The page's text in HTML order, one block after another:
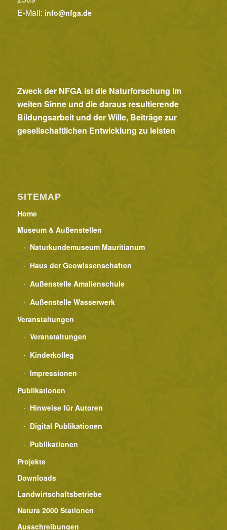
t
i
o
n
E-Mail: info@nfga.de
Zweck der NFGA ist die Naturforschung im
weiten Sinne und die daraus resultierende
Bildungsarbeit und der Wille, Beiträge zur
gesellschaftlichen Entwicklung zu leisten
SITEMAP
Home
Museum & Außenstellen
Naturkundemuseum Mauritianum
Haus der Geowissenschaften
Außenstelle Amalienschule
Außenstelle Wasserwerk
Veranstaltungen
Veranstaltungen
Kinderkolleg
Impressionen
Publikationen
Hinweise für Autoren
Digital Publikationen
Publikationen
Projekte
Downloads
Landwirtschaftsbetriebe
Natura 2000 Stationen
Ausschreibungen